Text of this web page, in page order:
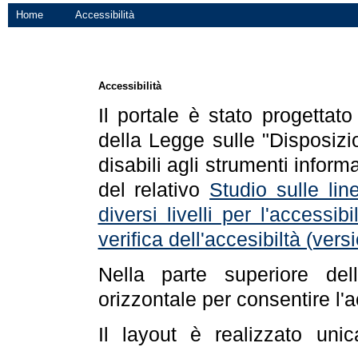
Home Accessibilità
Accessibilità
Il portale è stato
della Legge sulle
disabili agli strumenti
del relativo Studio sulle
diversi livelli per
verifica dell'accesibiltà
Nella parte superiore
orizzontale per consentire
Il layout è realizzato